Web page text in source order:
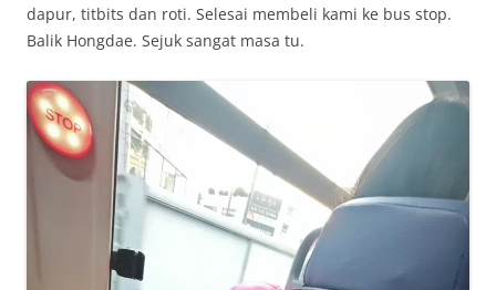
dapur, titbits dan roti. Selesai membeli kami ke bus stop.
Balik Hongdae. Sejuk sangat masa tu.